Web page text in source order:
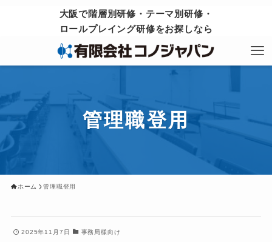
大阪で階層別研修・テーマ別研修・
ロールプレイング研修をお探しなら
管理職登用
ホーム 管理職登用
2025年11月7日 事務局様向け